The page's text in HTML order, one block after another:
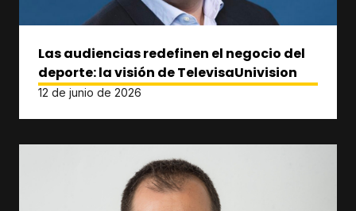
Las audiencias redefinen el negocio del
deporte: la visión de TelevisaUnivision
12 de junio de 2026